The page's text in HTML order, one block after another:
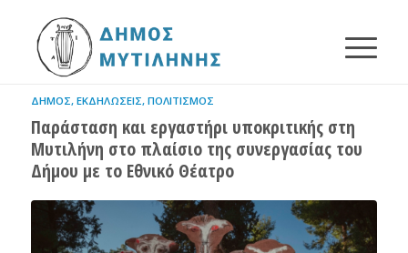
ΔΉΜΟΣ, ΕΚΔΗΛΏΣΕΙΣ, ΠΟΛΙΤΙΣΜΌΣ
Παράσταση και εργαστήρι υποκριτικής στη
Μυτιλήνη στο πλαίσιο της συνεργασίας του
Δήμου με το Εθνικό Θέατρο